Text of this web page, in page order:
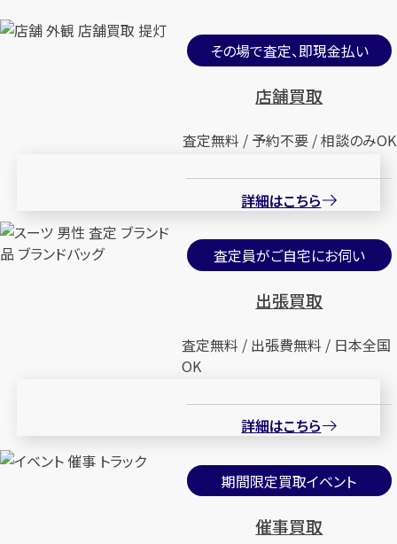
その場で査定、即現金払い
店舗買取
査定無料 / 予約不要 / 相談のみOK
詳細はこちら
査定員がご自宅にお伺い
出張買取
査定無料 / 出張費無料 / 日本全国
OK
詳細はこちら
期間限定買取イベント
催事買取